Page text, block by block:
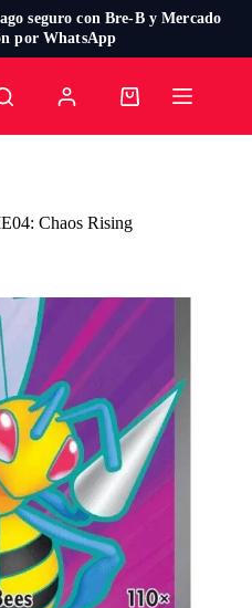
seguro con Bre-B y Mercado
por WhatsApp
Carro
Chaos Rising